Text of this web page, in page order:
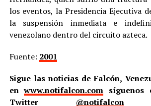
los eventos, la Presidencia Ejecutiva
la suspensión inmediata e
venezolano dentro del circuito azteca.
Fuente: 2001
Sigue las noticias de Falcón,
enwww.notifalcon.com síguenos
Twitter @notifalcony